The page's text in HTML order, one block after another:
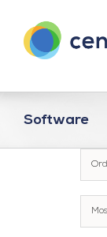
contenido
Software